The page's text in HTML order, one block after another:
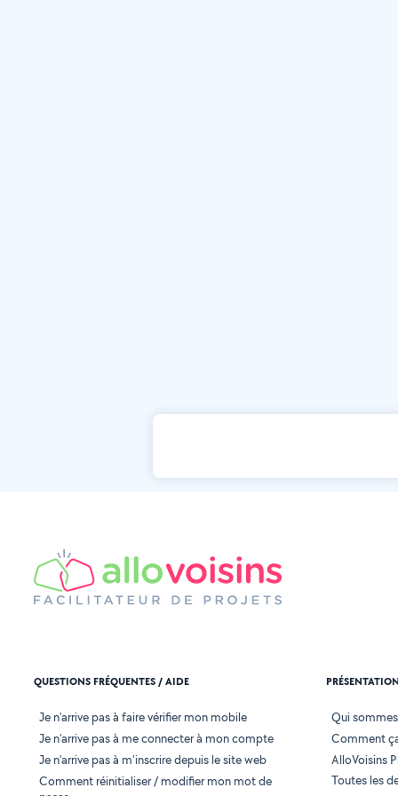
QUESTIONS FRÉQUENTES / AIDE
Je n'arrive pas à faire vérifier mon mobile
Je n'arrive pas à me connecter à mon compte
Je n'arrive pas à m'inscrire depuis le site web
Comment réinitialiser / modifier mon mot de
PRÉSENTATION
Qui
Comment
AlloVoisins
Toutes les